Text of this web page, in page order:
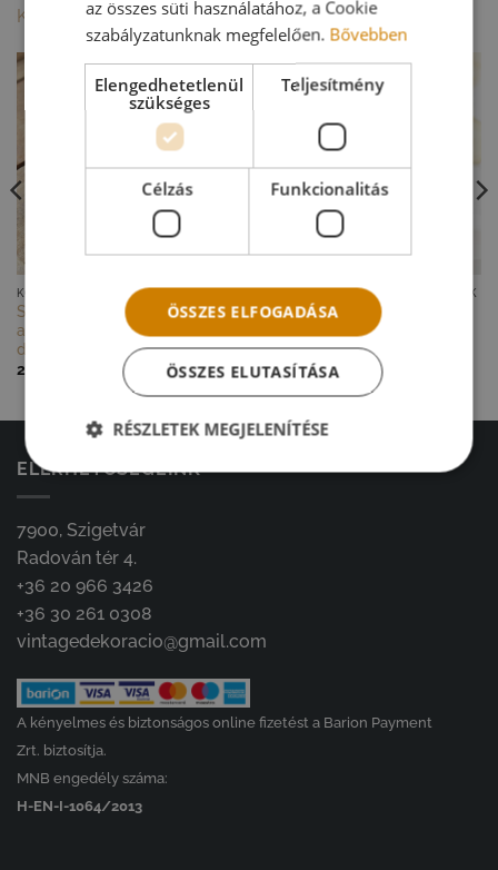
KAPCSOLÓDÓ TERMÉKEK
GYORS NÉZET
KÖSZÖNET AJÁNDÉKOK SZÜLŐKNEK
Szülőköszöntő ajándék – szív
alakú fa tál krém virágokkal,
dísztasakban
200
18 200
Ártartomány:
200 Ft
-
200 Ft
GYORS NÉZET
KÖSZÖNET AJÁNDÉKOK SZÜLŐKNEK
Dísztasak – Drága
Édesapámnak!
1 450Ft
ELÉRHETŐSÉGEINK
7900, Szigetvár
Radován tér 4.
+36 20 966 3426
+36 30 261 0308
vintagedekoracio@gmail.com
A kényelmes és biztonságos online fizetést a Barion Payment
Zrt. biztosítja.
MNB engedély száma:
H-EN-I-1064/2013
az összes süti használatához, a Cookie
szabályzatunknak megfelelően. Bővebben
Elengedhetetlenül
szükséges
Teljesítmény
Célzás Funkcionalitás
ÖSSZES ELFOGADÁSA
ÖSSZES ELUTASÍTÁSA
RÉSZLETEK MEGJELENÍTÉSE